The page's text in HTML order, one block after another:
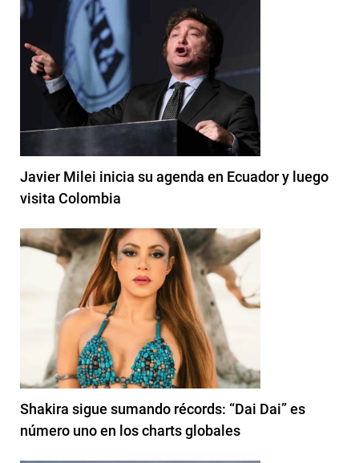
Javier Milei inicia su agenda en Ecuador y luego
visita Colombia
Shakira sigue sumando récords: “Dai Dai” es
número uno en los charts globales